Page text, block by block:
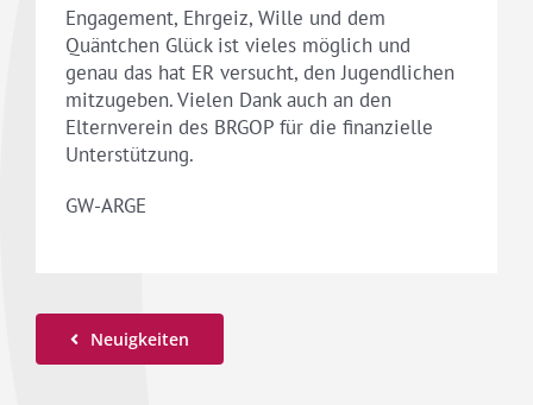
Engagement, Ehrgeiz, Wille und dem
Quäntchen Glück ist vieles möglich und
genau das hat ER versucht, den Jugendlichen
mitzugeben. Vielen Dank auch an den
Elternverein des BRGOP für die finanzielle
Unterstützung.
GW-ARGE
Neuigkeiten